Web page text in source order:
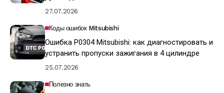
27.07.2026
Коды ошибок Mitsubishi
Ошибка P0304 Mitsubishi: как диагностировать и
устранить пропуски зажигания в 4 цилиндре
25.07.2026
Полезно знать